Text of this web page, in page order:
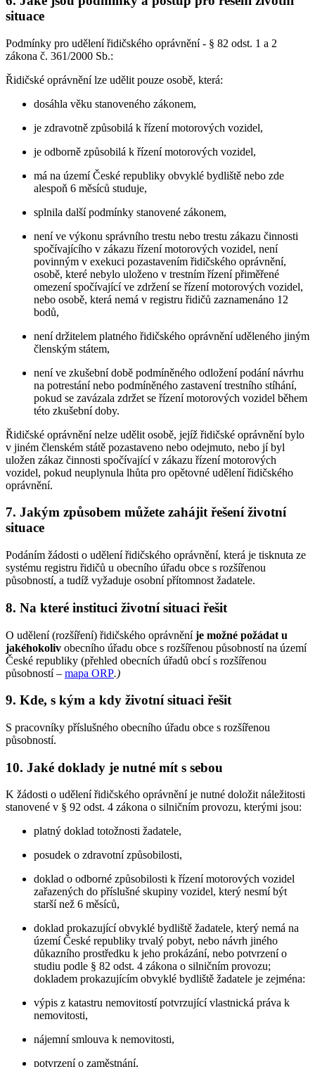
situace
Podmínky pro udělení řidičského oprávnění - § 82 odst. 1 a 2
zákona č. 361/2000 Sb.:
Řidičské oprávnění lze udělit pouze osobě, která:
dosáhla věku stanoveného zákonem,
je zdravotně způsobilá k řízení motorových vozidel,
je odborně způsobilá k řízení motorových vozidel,
má na území České republiky obvyklé bydliště nebo zde
alespoň 6 měsíců studuje,
splnila další podmínky stanovené zákonem,
není ve výkonu správního trestu nebo trestu zákazu činnosti
spočívajícího v zákazu řízení motorových vozidel, není
povinným v exekuci pozastavením řidičského oprávnění,
osobě, které nebylo uloženo v trestním řízení přiměřené
omezení spočívající ve zdržení se řízení motorových vozidel,
nebo osobě, která nemá v registru řidičů zaznamenáno 12
bodů,
není držitelem platného řidičského oprávnění uděleného jiným
členským státem,
není ve zkušební době podmíněného odložení podání návrhu
na potrestání nebo podmíněného zastavení trestního stíhání,
pokud se zavázala zdržet se řízení motorových vozidel během
této zkušební doby.
Řidičské oprávnění nelze udělit osobě, jejíž řidičské oprávnění bylo
v jiném členském státě pozastaveno nebo odejmuto, nebo jí byl
uložen zákaz činnosti spočívající v zákazu řízení motorových
vozidel, pokud neuplynula lhůta pro opětovné udělení řidičského
oprávnění.
7. Jakým způsobem můžete zahájit řešení životní
situace
Podáním žádosti o udělení řidičského oprávnění, která je tisknuta ze
systému registru řidičů u obecního úřadu obce s rozšířenou
působností, a tudíž vyžaduje osobní přítomnost žadatele.
8. Na které instituci životní situaci řešit
O udělení (rozšíření) řidičského oprávněníje možné požádat u
jakéhokoliv obecního úřadu obce s rozšířenou působností na území
České republiky (přehled obecních úřadů obcí s rozšířenou
působností – mapa ORP.)
9. Kde, s kým a kdy životní situaci řešit
S pracovníky příslušného obecního úřadu obce s rozšířenou
působností.
10. Jaké doklady je nutné mít s sebou
K žádosti o udělení řidičského oprávnění je nutné doložit náležitosti
stanovené v § 92 odst. 4 zákona o silničním provozu, kterými jsou:
platný doklad totožnosti žadatele,
posudek o zdravotní způsobilosti,
doklad o odborné způsobilosti k řízení motorových vozidel
zařazených do příslušné skupiny vozidel, který nesmí být
starší než 6 měsíců,
doklad prokazující obvyklé bydliště žadatele, který nemá na
území České republiky trvalý pobyt, nebo návrh jiného
důkazního prostředku k jeho prokázání, nebo potvrzení o
studiu podle § 82 odst. 4 zákona o silničním provozu;
dokladem prokazujícím obvyklé bydliště žadatele je zejména:
výpis z katastru nemovitostí potvrzující vlastnická práva k
nemovitosti,
nájemní smlouva k nemovitosti,
potvrzení o zaměstnání,